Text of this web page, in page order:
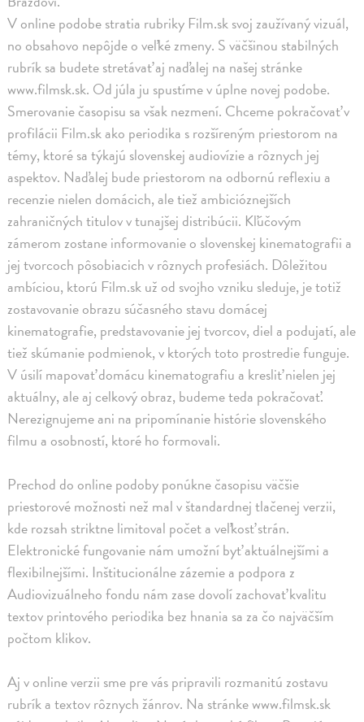
V online podobe stratia rubriky Film.sk svoj zaužívaný vizuál,
no obsahovo nepôjde o veľké zmeny. S väčšinou stabilných
rubrík sa budete stretávať aj naďalej na našej stránke
www.filmsk.sk. Od júla ju spustíme v úplne novej podobe.
Smerovanie časopisu sa však nezmení. Chceme pokračovať v
profilácii Film.sk ako periodika s rozšíreným priestorom na
témy, ktoré sa týkajú slovenskej audiovízie a rôznych jej
aspektov. Naďalej bude priestorom na odbornú reflexiu a
recenzie nielen domácich, ale tiež ambicióznejších
zahraničných titulov v tunajšej distribúcii. Kľúčovým
zámerom zostane informovanie o slovenskej kinematografii a
jej tvorcoch pôsobiacich v rôznych profesiách. Dôležitou
ambíciou, ktorú Film.sk už od svojho vzniku sleduje, je totiž
zostavovanie obrazu súčasného stavu domácej
kinematografie, predstavovanie jej tvorcov, diel a podujatí, ale
tiež skúmanie podmienok, v ktorých toto prostredie funguje.
V úsilí mapovať domácu kinematografiu a kresliť nielen jej
aktuálny, ale aj celkový obraz, budeme teda pokračovať.
Nerezignujeme ani na pripomínanie histórie slovenského
filmu a osobností, ktoré ho formovali.
Prechod do online podoby ponúkne časopisu väčšie
priestorové možnosti než mal v štandardnej tlačenej verzii,
kde rozsah striktne limitoval počet a veľkosť strán.
Elektronické fungovanie nám umožní byť aktuálnejšími a
flexibilnejšími. Inštitucionálne zázemie a podpora z
Audiovizuálneho fondu nám zase dovolí zachovať kvalitu
textov printového periodika bez hnania sa za čo najväčším
počtom klikov.
Aj v online verzii sme pre vás pripravili rozmanitú zostavu
rubrík a textov rôznych žánrov. Na stránke www.filmsk.sk